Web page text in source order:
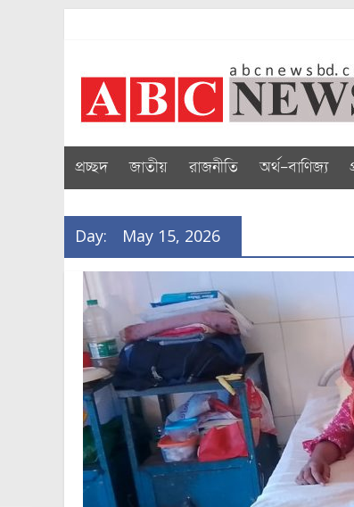
abcnewsbd
প্রচ্ছদ জাতীয় রাজনীতি অর্থ-বাণিজ্য
Day: May 15, 2026